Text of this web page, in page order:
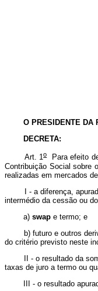
O PRESIDENTE DA
DECRETA:
Art. 1oPara efeito de
Contribuição Social sobre
realizadas em mercados
I - a diferença, apurada
intermédio da cessão ou
a) swap e termo; e
b) futuro e outros
do critério previsto neste
II - o resultado da soma
taxas de juro a termo ou
III - o resultado apurado